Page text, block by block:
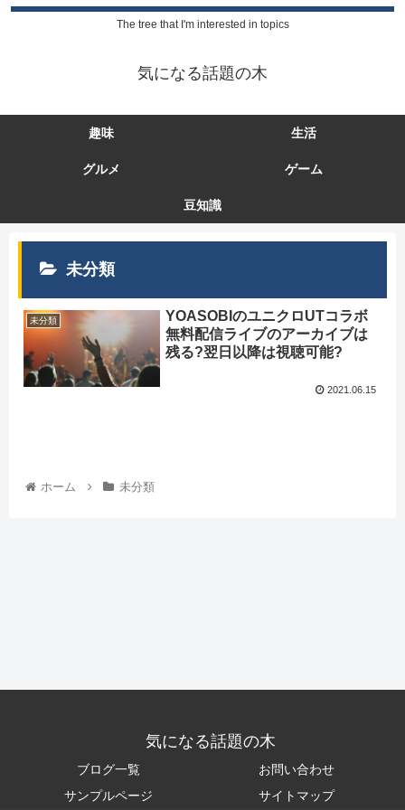
The tree that I'm interested in topics
気になる話題の木
趣味 生活
グルメ ゲーム
豆知識
未分類
未分類
YOASOBIのユニクロUTコラボ
無料配信ライブのアーカイブは
残る?翌日以降は視聴可能?
2021.06.15
ホーム 未分類
気になる話題の木
ブログ一覧
お問い合わせ
サンプルページ
サイトマップ